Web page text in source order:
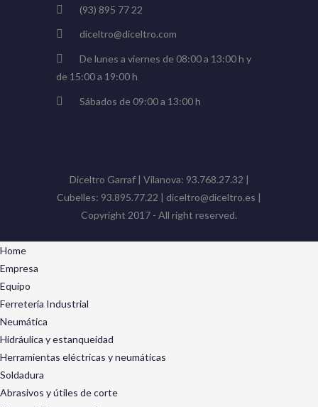
(93) 895 77 22
diceltro@diceltro.com
De lunes a viernes de 08:00 a 13:00 h y
de 15:00 a 19:00 h
Sábados de 09:00 a 13:00 h
Diceltro Garraf | Vilanova: 93.768.27.32 |
Cubelles: 93.895.77.22 | diceltro@diceltro.es |
Copyright 2017 - All right reserved.
Home
Empresa
Equipo
Ferretería Industrial
Neumática
Hidráulica y estanqueidad
Herramientas eléctricas y neumáticas
Soldadura
Abrasivos y útiles de corte